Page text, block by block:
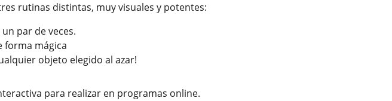
rutinas distintas, muy visuales y potentes:
par de veces.
forma mágica
objeto elegido al azar!
para realizar en programas online.